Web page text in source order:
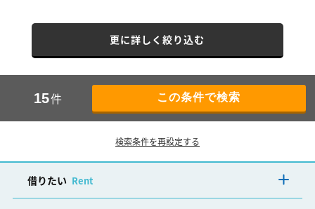
更に詳しく絞り込む
15件
検索条件を再設定する
借りたい Rent